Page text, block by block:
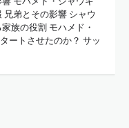
弟とその影響 シャウ
族の役割 モハメド・
ートさせたのか？ サッ